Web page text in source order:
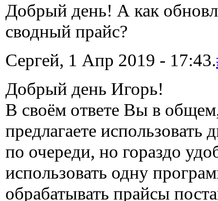
Добрый день! А как
сводный прайс?
Сергей, 1 Апр 2019 - 17:43.
Добрый день Игорь!
В своём ответе Вы в
предлагаете
по очереди, но гораздо
использовать одну
обрабатывать прайсы